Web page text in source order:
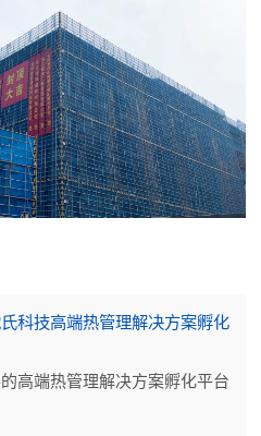
科技高端热管理解决方案孵化
高端热管理解决方案孵化平台